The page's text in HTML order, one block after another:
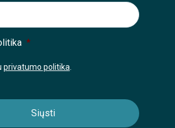
*
privatumo politika